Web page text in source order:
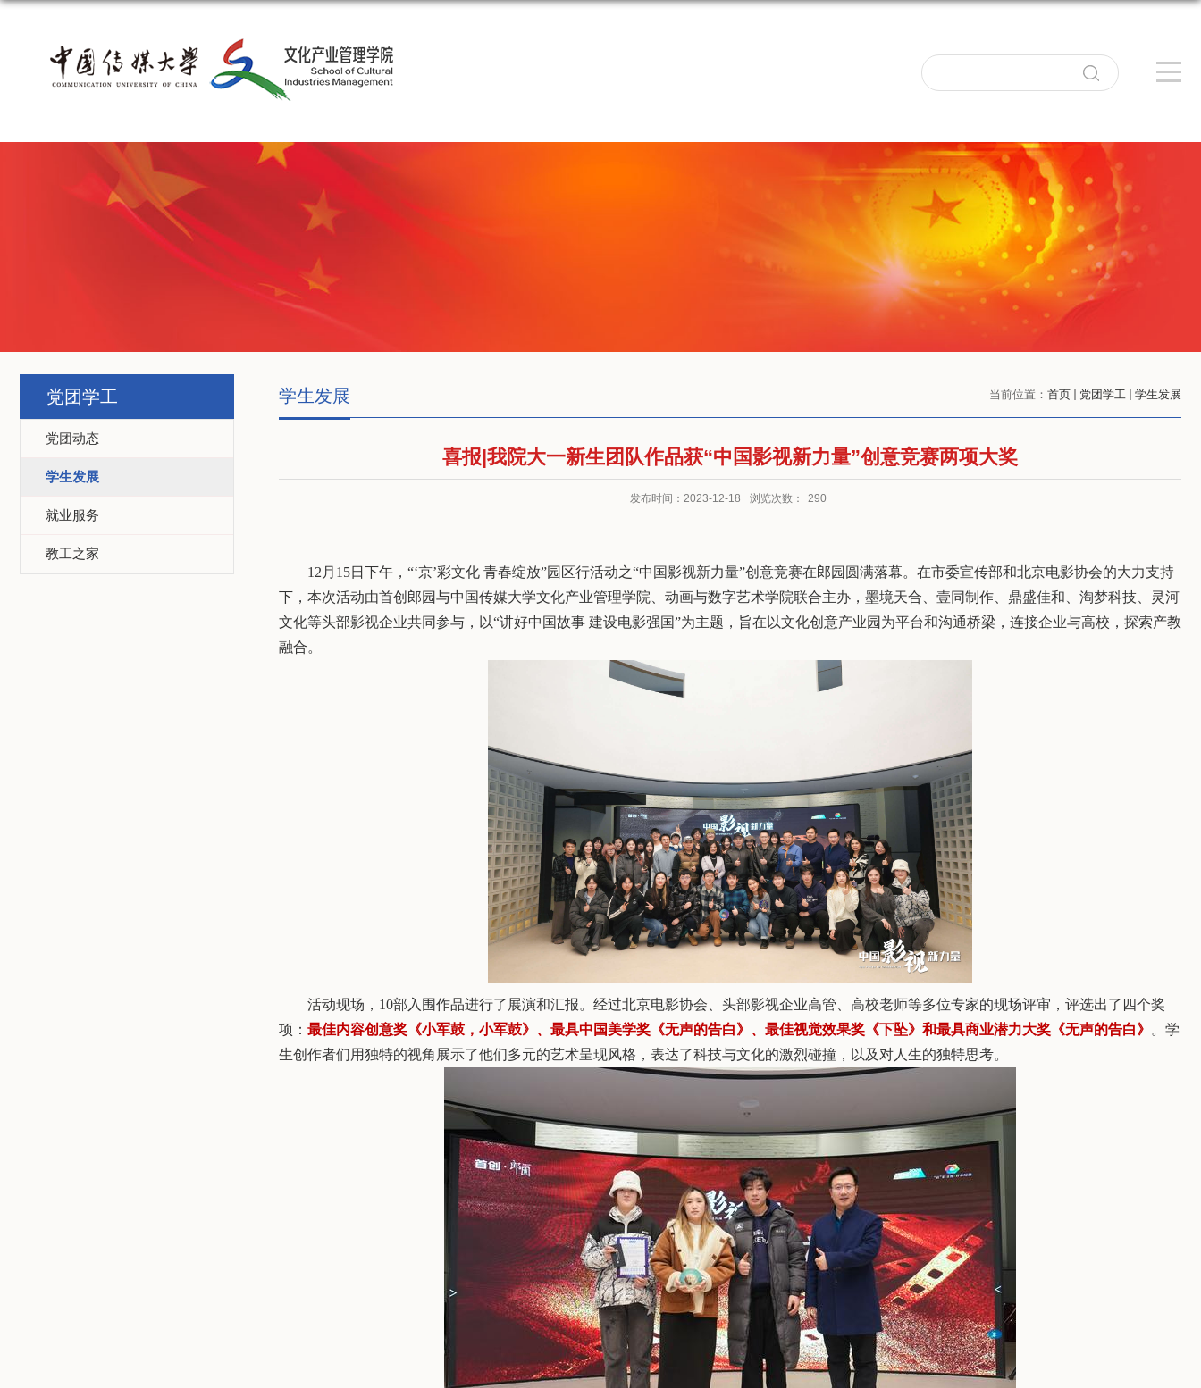
党团学工
党团动态
学生发展
就业服务
教工之家
当前位置： 首页 党团学工 学生发展
学生发展
喜报|我院大一新生团队作品获“中国影视新力量”创意竞赛两项大奖
发布时间：2023-12-18 浏览次数： 290
12 月 15日下午，“‘京’彩文化 青春绽放”园区行活动之“中国影视新力量”创意竞赛在郎园圆满落幕。在市委宣传部和北京电影协会的大力支持
下，本次活动由首创郎园与中国传媒大学文化产业管理学院、动画与数字艺术学院联合主办，墨境天合、壹同制作、鼎盛佳和、淘梦科技、灵河
文化等头部影视企业共同参与，以“讲好中国故事 建设电影强国”为主题，旨在以文化创意产业园为平台和沟通桥梁，连接企业与高校，探索产教
融合。
活动现场， 10部入围作品进行了展演和汇报。经过北京电影协会、头部影视企业高管、高校老师等多位专家的现场评审，评选出了四个奖
项： 最佳内容创意奖《小军鼓，小军鼓》、最具中国美学奖《无声的告白》、最佳视觉效果奖《下坠》和最具商业潜力大奖《无声的告白》 。学
生创作者们用独特的视角展示了他们多元的艺术呈现风格，表达了科技与文化的激烈碰撞，以及对人生的独特思考。